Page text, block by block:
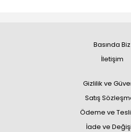
Basında Biz
İletişim
Gizlilik ve
Satış
Ödeme ve
İade ve